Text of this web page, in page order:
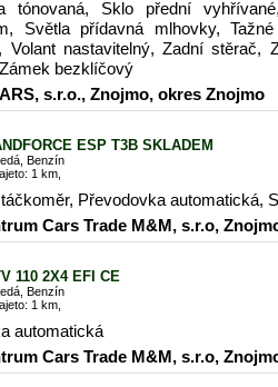
tónovaná, Sklo přední
Světla přídavná mlhovky,
Volant nastavitelný, Zadní stěrač,
bezklíčový
s.r.o., Znojmo, okres Znojmo
ESP T3B SKLADEM
Benzín
1 km,
Převodovka automatická,
Cars Trade M&M, s.r.o,
110 2X4 EFI CE
Benzín
1 km,
automatická
Cars Trade M&M, s.r.o,